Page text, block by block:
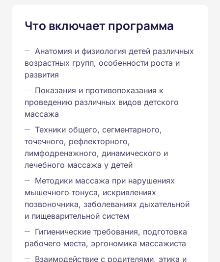
Что включает программа
Анатомия и физиология детей различных
возрастных групп, особенности роста и
развития
Показания и противопоказания к
проведению различных видов детского
массажа
Техники общего, сегментарного,
точечного, рефлекторного,
лимфодренажного, динамического и
лечебного массажа у детей
Методики массажа при нарушениях
мышечного тонуса, искривлениях
позвоночника, заболеваниях дыхательной
и пищеварительной систем
Гигиенические требования, подготовка
рабочего места, эргономика массажиста
Взаимодействие с родителями, этика и